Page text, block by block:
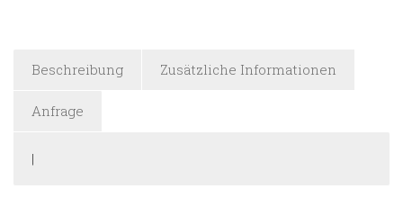
Beschreibung Zusätzliche Informationen
Anfrage
|